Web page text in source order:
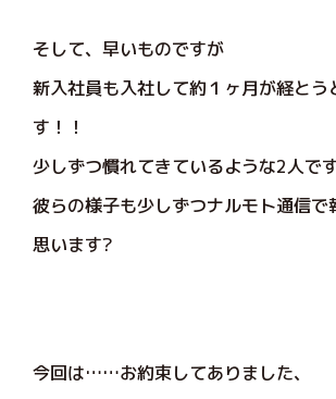
そして、早いものですが
新入社員も入社して約１ヶ月が経とう
す！！
少しずつ慣れてきているような2人で
彼らの様子も少しずつナルモト通信で
思います?
今回は……お約束してありました、